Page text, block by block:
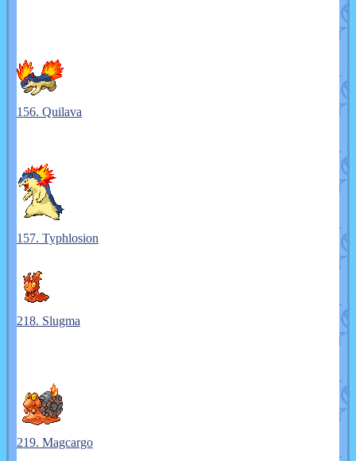
156. Quilava
157. Typhlosion
218. Slugma
219. Magcargo